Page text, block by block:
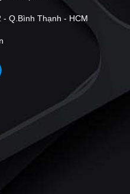
- Q.Bình Thạnh - HCM